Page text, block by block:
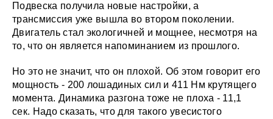
Подвеска получила новые настройки, а
трансмиссия уже вышла во втором поколении.
Двигатель стал экологичней и мощнее, несмотря на
то, что он является напоминанием из прошлого.
Но это не значит, что он плохой. Об этом говорит его
мощность - 200 лошадиных сил и 411 Нм крутящего
момента. Динамика разгона тоже не плоха - 11,1
сек. Надо сказать, что для такого увесистого